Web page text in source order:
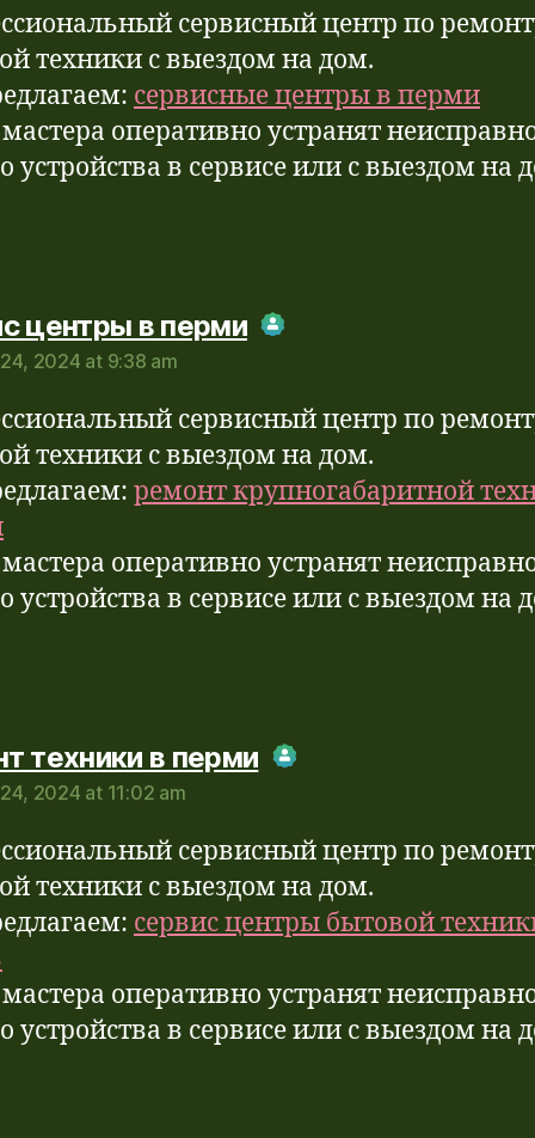
сервисный центр по
техники с выездом на дом.
сервисные центры в перми
оперативно устранят
устройства в сервисе или с выездом на
центры в пермиsays:
Person Badge!
by CleanTalk
2024 at 9:38 am
сервисный центр по
техники с выездом на дом.
ремонт крупногабаритной
оперативно устранят
устройства в сервисе или с выездом на
техники в пермиsays:
Person Badge!
by CleanTalk
2024 at 11:02 am
сервисный центр по
техники с выездом на дом.
сервис центры бытовой
оперативно устранят
устройства в сервисе или с выездом на